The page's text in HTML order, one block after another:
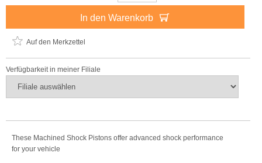
In den Warenkorb
Auf den Merkzettel
Verfügbarkeit in meiner Filiale
These Machined Shock Pistons offer advanced shock performance
for your vehicle